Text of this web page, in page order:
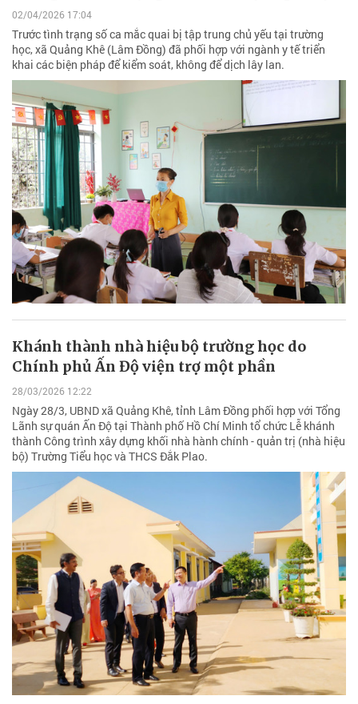
02/04/2026 17:04
Trước tình trạng số ca mắc quai bị tập trung chủ yếu tại trường
học, xã Quảng Khê (Lâm Đồng) đã phối hợp với ngành y tế triển
khai các biện pháp để kiểm soát, không để dịch lây lan.
Khánh thành nhà hiệu bộ trường học do
Chính phủ Ấn Độ viện trợ một phần
28/03/2026 12:22
Ngày 28/3, UBND xã Quảng Khê, tỉnh Lâm Đồng phối hợp với Tổng
Lãnh sự quán Ấn Độ tại Thành phố Hồ Chí Minh tổ chức Lễ khánh
thành Công trình xây dựng khối nhà hành chính - quản trị (nhà hiệu
bộ) Trường Tiểu học và THCS Đắk Plao.